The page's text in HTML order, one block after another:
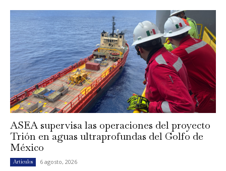
ASEA supervisa las operaciones del proyecto
Trión en aguas ultraprofundas del Golfo de
México
Artículos 6 agosto, 2026